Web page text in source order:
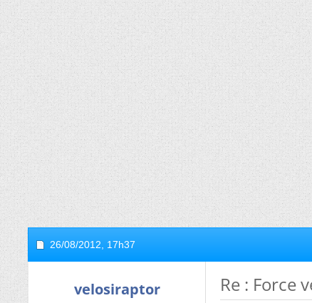
26/08/2012, 17h37
velosiraptor Re : Force